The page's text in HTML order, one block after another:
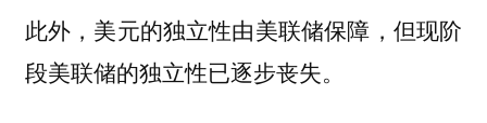
此外，美元的独立性由美联储保障，但现阶
段美联储的独立性已逐步丧失。